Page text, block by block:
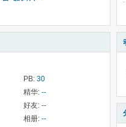
PB: 30
精华: --
好友: --
相册: --